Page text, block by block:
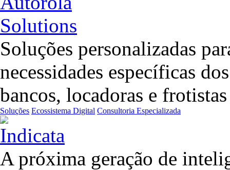
Soluções personalizadas
necessidades específicas
bancos, locadoras e
Soluções Ecossistema Digital Consultoria Especializada
A próxima geração de